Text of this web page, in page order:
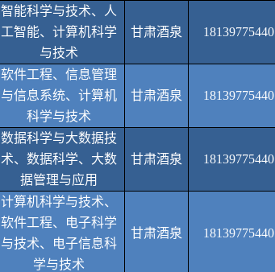
智能科学与技术、人
工智能、计算机科学
与技术
甘肃酒泉 18139775440
软件工程、信息管理
与信息系统、计算机
科学与技术
甘肃酒泉 18139775440
数据科学与大数据技
术、数据科学、大数
据管理与应用
甘肃酒泉 18139775440
计算机科学与技术、
软件工程、电子科学
与技术、电子信息科
学与技术
甘肃酒泉 18139775440